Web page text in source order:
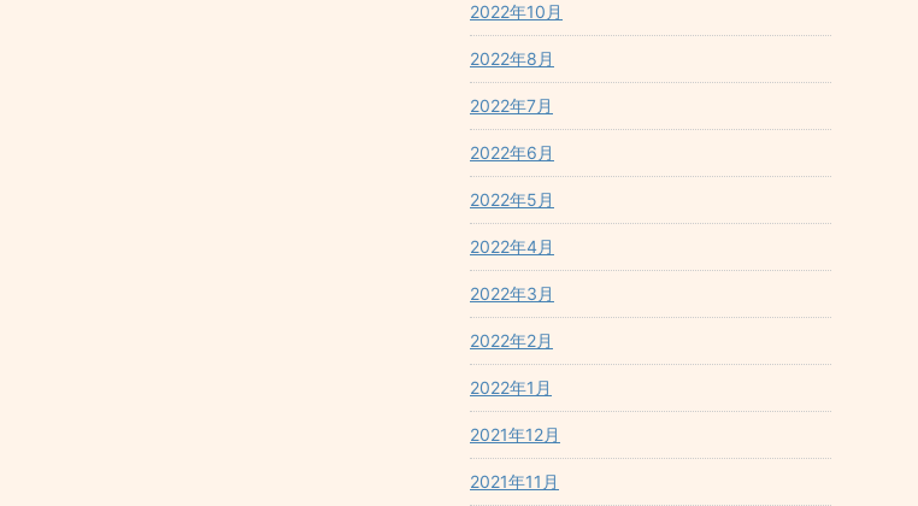
2022年10月
2022年8月
2022年7月
2022年6月
2022年5月
2022年4月
2022年3月
2022年2月
2022年1月
2021年12月
2021年11月